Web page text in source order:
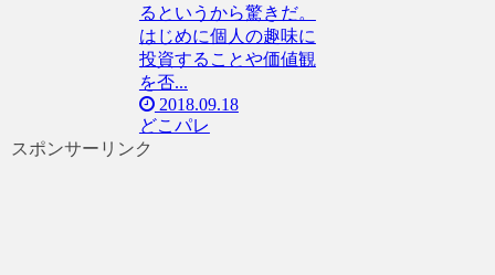
るというから驚きだ。
はじめに個人の趣味に
投資することや価値観
を否...
2018.09.18
どこパレ
スポンサーリンク